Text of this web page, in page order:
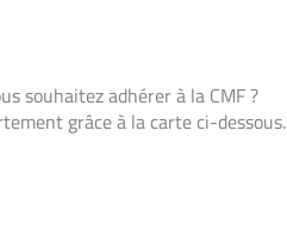
souhaitez adhérer à la CMF ?
grâce à la carte ci-dessous.